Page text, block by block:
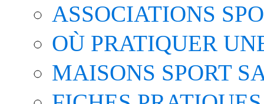
ASSOCIATIONS
OÙ PRATIQUER
MAISONS SPORT